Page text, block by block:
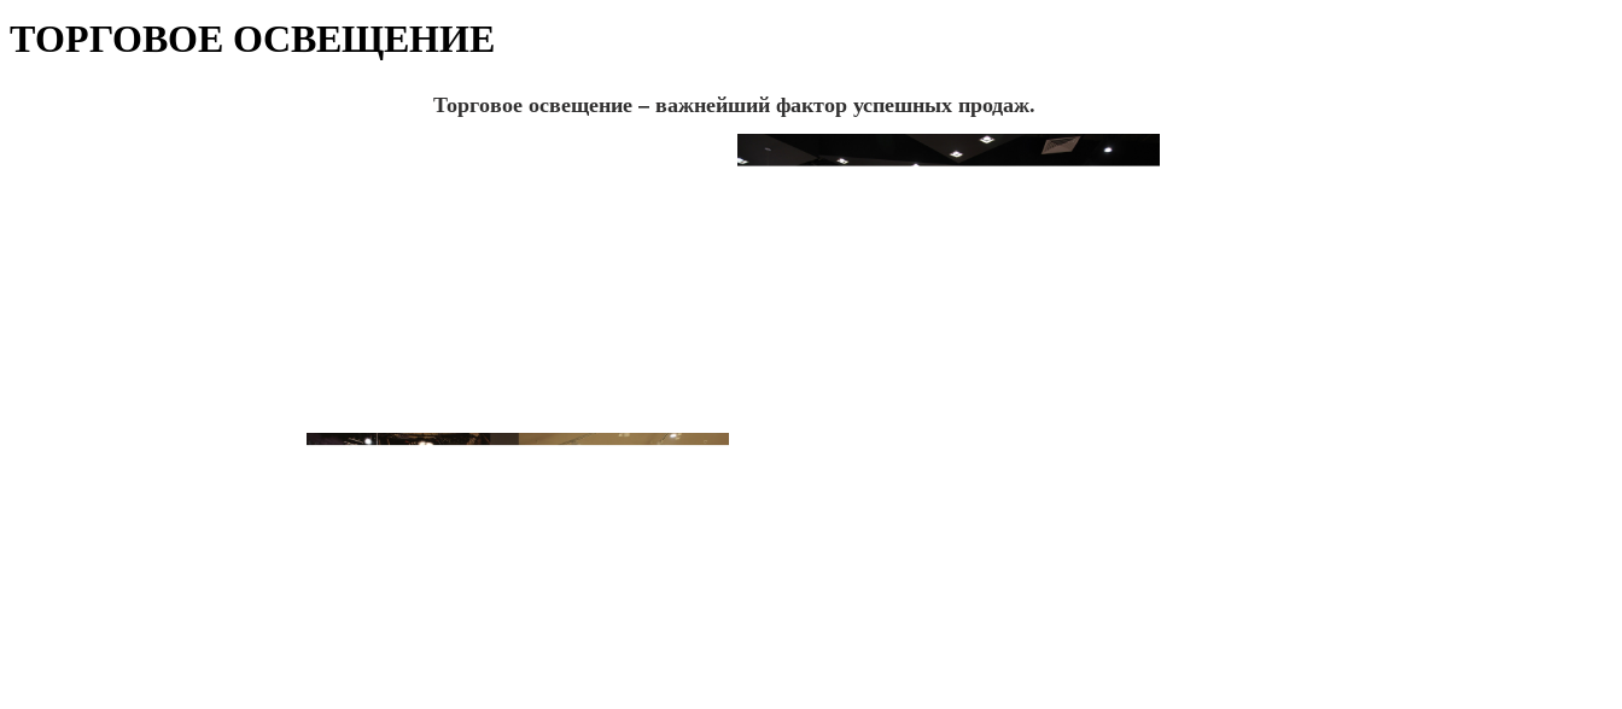
ТОРГОВОЕ ОСВЕЩЕНИЕ
Торговое освещение – важнейший фактор успешных продаж.